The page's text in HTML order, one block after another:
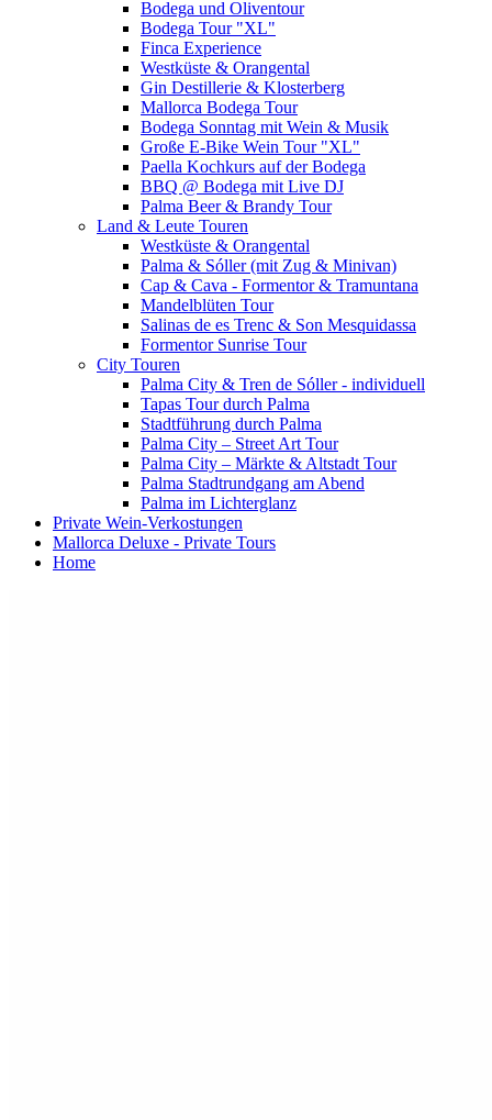
Bodega und Oliventour
Bodega Tour "XL"
Finca Experience
Westküste & Orangental
Gin Destillerie & Klosterberg
Mallorca Bodega Tour
Bodega Sonntag mit Wein & Musik
Große E-Bike Wein Tour "XL"
Paella Kochkurs auf der Bodega
BBQ @ Bodega mit Live DJ
Palma Beer & Brandy Tour
Land & Leute Touren
Westküste & Orangental
Palma & Sóller (mit Zug & Minivan)
Cap & Cava - Formentor & Tramuntana
Mandelblüten Tour
Salinas de es Trenc & Son Mesquidassa
Formentor Sunrise Tour
City Touren
Palma City & Tren de Sóller - individuell
Tapas Tour durch Palma
Stadtführung durch Palma
Palma City – Street Art Tour
Palma City – Märkte & Altstadt Tour
Palma Stadtrundgang am Abend
Palma im Lichterglanz
Private Wein-Verkostungen
Mallorca Deluxe - Private Tours
Home